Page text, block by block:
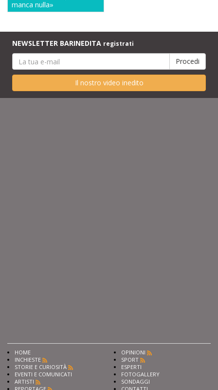
manca nulla»
NEWSLETTER BARINEDITA registrati
Il nostro video inedito
HOME
INCHIESTE
STORIE E CURIOSITÀ
EVENTI E COMUNICATI
ARTISTI
OPINIONI
SPORT
ESPERTI
FOTOGALLERY
SONDAGGI